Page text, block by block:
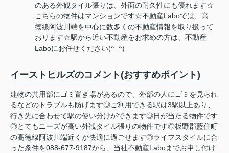
のある外観タイル張りは、外面の耐久性にも優れます☆
こちらの物件はマンションです☆不動産Laboでは、高
徳線阿波川端を中心に数多くの不動産情報を取り扱って
おります☆駅から近い不動産をお求めの方は、不動産
Laboにお任せください(^_^)
イーストヒルズのコメント(おすすめポイント)
建物の共用部にゴミ置き場があるので、外部の人にゴミを見られ
るなどのトラブルも防げます◎ご利用できる駅は3駅以上あり、
行き先に合わせて駅の使い分けができます◎日が当たる物件です
◎とてもニーズが高い外観タイル張りの物件です◎板野郡藍住町
の高徳線阿波川端近くが快適に過ごせます◎ライフスタイルに合
った条件を088-677-9187から、当社不動産Laboまでお申し付け